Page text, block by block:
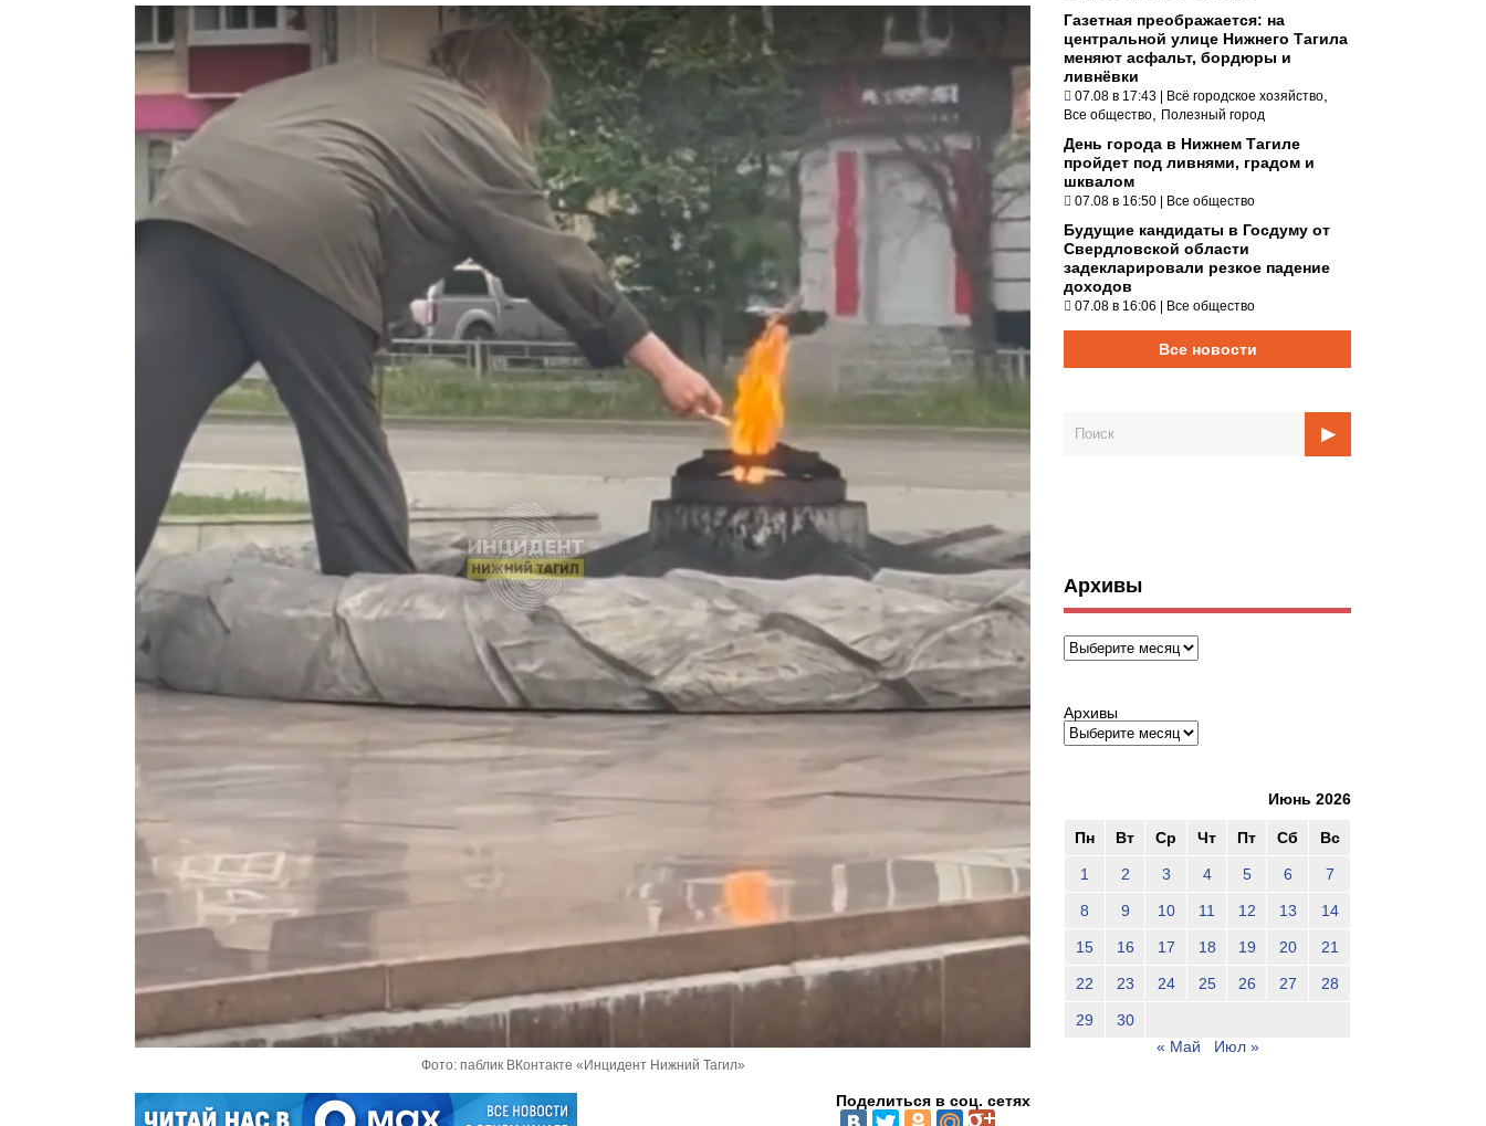
Фото: паблик ВКонтакте «Инцидент Нижний Тагил»
Поделиться в соц. сетях
Газетная преображается: на
центральной улице Нижнего Тагила
меняют асфальт, бордюры и
ливнёвки
07.08 в 17:43 | Всё городское хозяйство
Все общество Полезный город
День города в Нижнем Тагиле
пройдет под ливнями, градом и
шквалом
07.08 в 16:50 | Все общество
Будущие кандидаты в Госдуму от
Свердловской области
задекларировали резкое падение
доходов
07.08 в 16:06 | Все общество
Все новости
Архивы
Архивы
Архивы
Июнь 2026
Пн Вт Ср Чт Пт Сб Вс
1 2 3 4 5 6 7
8 9 10 11 12 13 14
15 16 17 18 19 20 21
22 23 24 25 26 27 28
29
30
« Май
Июл »